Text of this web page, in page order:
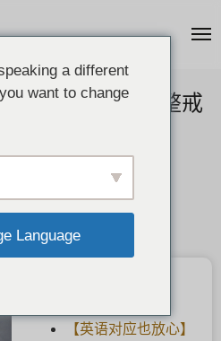
指：首次免费调整戒
【英语对应也放心】
a different
want to change
Language